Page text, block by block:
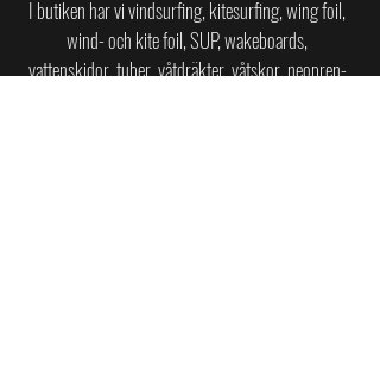
I butiken har vi vindsurfing, kitesurfing, wing foil,
wind- och kite foil, SUP, wakeboards,
vattenskidor, tuber, våtdräkter, våtskor, neopren-